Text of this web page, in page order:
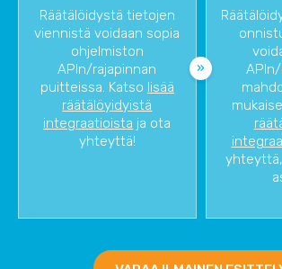
Räätälöidystä tietojen
viennistä voidaan sopia
ohjelmiston
APIn/rajapinnan
puitteissa. Katso lisää
räätälöyidyistä
integraatioista ja ota
yhteyttä!